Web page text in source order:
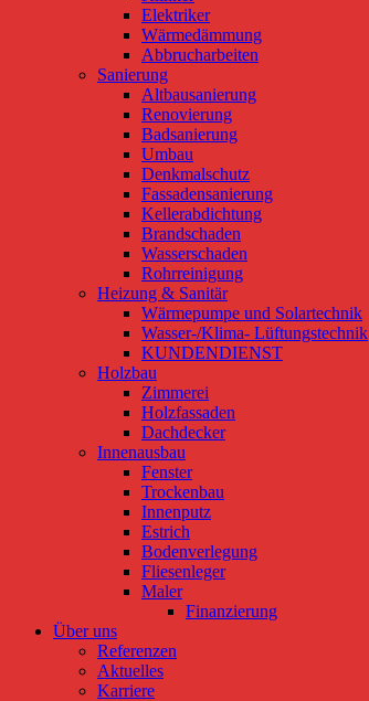
Elektriker
Wärmedämmung
Abbrucharbeiten
Sanierung
Altbausanierung
Renovierung
Badsanierung
Umbau
Denkmalschutz
Fassadensanierung
Kellerabdichtung
Brandschaden
Wasserschaden
Rohrreinigung
Heizung & Sanitär
Wärmepumpe und Solartechnik
Wasser-/Klima- Lüftungstechnik
KUNDENDIENST
Holzbau
Zimmerei
Holzfassaden
Dachdecker
Innenausbau
Fenster
Trockenbau
Innenputz
Estrich
Bodenverlegung
Fliesenleger
Maler
Finanzierung
Über uns
Referenzen
Aktuelles
Karriere